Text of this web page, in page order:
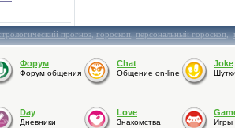
прогноз,гороскоп,персональный гороскоп,
Форум
Форум общения
Chat
Общение on-line
Joke
Day
Дневники
Love
Знакомства Игры